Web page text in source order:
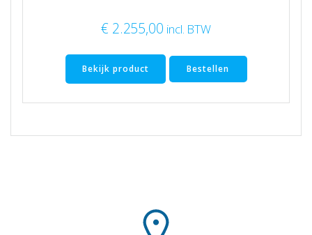
€ 2.255,00 incl. BTW
Bekijk product Bestellen